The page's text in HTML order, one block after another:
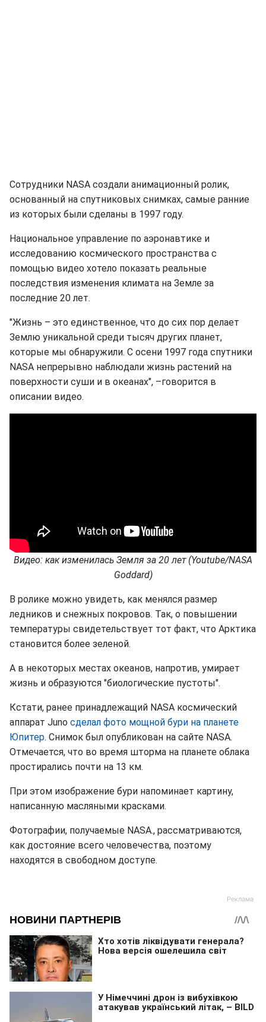
Сотрудники NASA создали анимационный ролик,
основанный на спутниковых снимках, самые ранние
из которых были сделаны в 1997 году.
Национальное управление по аэронавтике и
исследованию космического пространства с
помощью видео хотело показать реальные
последствия изменения климата на Земле за
последние 20 лет.
"Жизнь – это единственное, что до сих пор делает
Землю уникальной среди тысяч других планет,
которые мы обнаружили. С осени 1997 года спутники
NASA непрерывно наблюдали жизнь растений на
поверхности суши и в океанах", –говорится в
описании видео.
Видео: как изменилась Земля за 20 лет (Youtube/NASA
Goddard)
В ролике можно увидеть, как менялся размер
ледников и снежных покровов. Так, о повышении
температуры свидетельствует тот факт, что Арктика
становится более зеленой.
А в некоторых местах океанов, напротив, умирает
жизнь и образуются "биологические пустоты".
Кстати, ранее принадлежащий NASA космический
аппарат Juno сделал фото мощной бури на планете
Юпитер. Снимок был опубликован на сайте NASA.
Отмечается, что во время шторма на планете облака
простирались почти на 13 км.
При этом изображение бури напоминает картину,
написанную масляными красками.
Фотографии, получаемые NASA., рассматриваются,
как достояние всего человечества, поэтому
находятся в свободном доступе.